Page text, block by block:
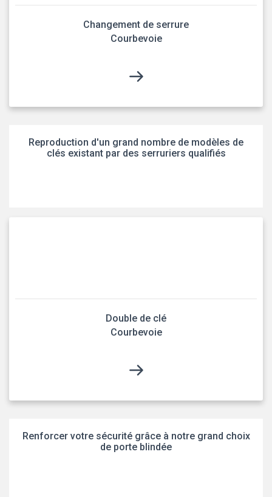
Changement de serrure
Courbevoie
Reproduction d'un grand nombre de modèles de
clés existant par des serruriers qualifiés
Double de clé
Courbevoie
Renforcer votre sécurité grâce à notre grand choix
de porte blindée